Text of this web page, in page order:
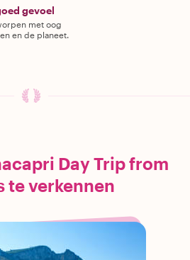
gevoel
met oog
en de planeet.
Day Trip from
te verkennen